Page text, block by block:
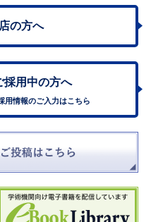
の方へ
採用中の方へ
用情報のご入力はこちら